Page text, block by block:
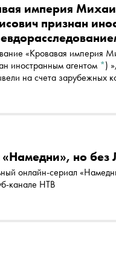
империя
признан
расследование «Кровавая империя
иностранным агентом *)
на счета зарубежных
«Намедни», но
канале НТВ